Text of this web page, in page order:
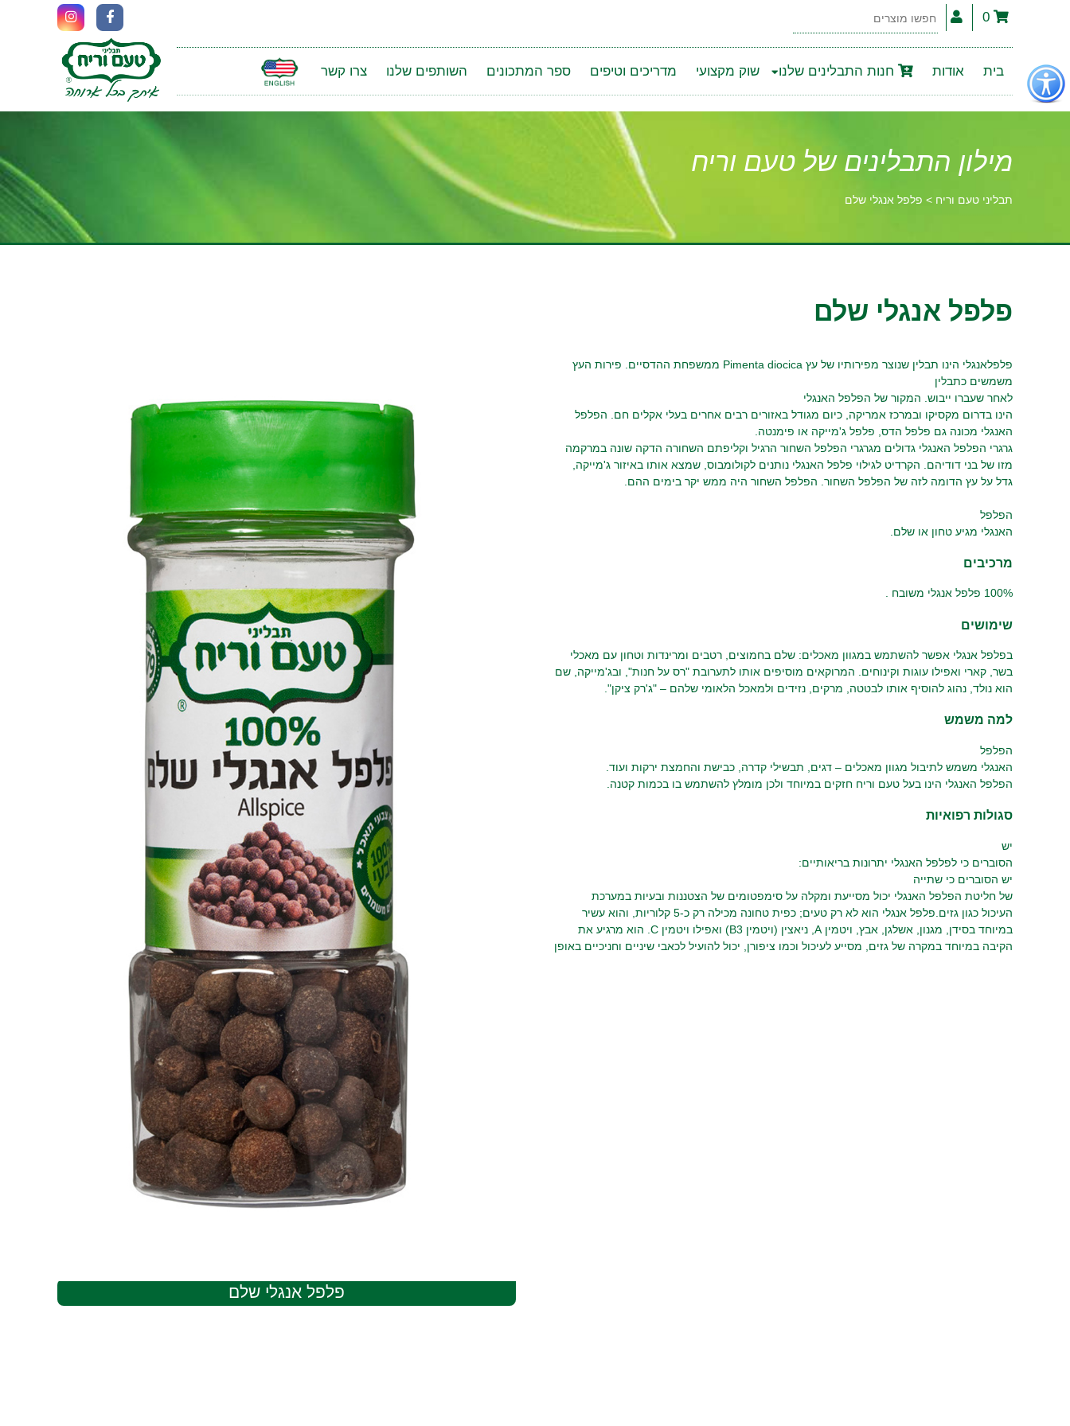
כפתור
לפתיחת
תפריט
נגישות
0 חפשו
בית אודות חנות התבלינים שלנו שוק מקצועי מדריכים וטיפים ספר המתכונים השותפים שלנו צרו קשר
מילון התבלינים של טעם וריח
תבליני טעם וריח > פלפל אנגלי שלם
פלפל אנגלי שלם
פלפלאנגלי הינו תבלין שנוצר מפירותיו של עץ Pimenta diocica ממשפחת ההדסיים. פירות העץ
משמשים כתבלין
לאחר שעברו ייבוש. המקור של הפלפל האנגלי
הינו בדרום מקסיקו ובמרכז אמריקה, כיום מגודל באזורים רבים אחרים בעלי אקלים חם. הפלפל
האנגלי מכונה גם פלפל הדס, פלפל ג'מייקה או פימנטה.
גרגרי הפלפל האנגלי גדולים מגרגרי הפלפל השחור הרגיל וקליפתם השחורה הדקה שונה במרקמה
מזו של בני דודיהם. הקרדיט לגילוי פלפל האנגלי נותנים לקולומבוס, שמצא אותו באיזור ג'מייקה,
גדל על עץ הדומה לזה של הפלפל השחור. הפלפל השחור היה ממש יקר בימים ההם.
הפלפל
האנגלי מגיע טחון או שלם.
מרכיבים
100% פלפל אנגלי משובח .
שימושים
בפלפל אנגלי אפשר להשתמש במגוון מאכלים: שלם בחמוצים, רטבים ומרינדות וטחון עם מאכלי
בשר, קארי ואפילו עוגות וקינוחים. המרוקאים מוסיפים אותו לתערובת "רס על חנות", ובג'מייקה, שם
הוא נולד, נהוג להוסיף אותו לבטטה, מרקים, נזידים ולמאכל הלאומי שלהם – "ג'רק ציקן".
למה משמש
הפלפל
האנגלי משמש לתיבול מגוון מאכלים – דגים, תבשילי קדרה, כבישת והחמצת ירקות ועוד.
הפלפל האנגלי הינו בעל טעם וריח חזקים במיוחד ולכן מומלץ להשתמש בו בכמות קטנה.
סגולות רפואיות
יש
הסוברים כי לפלפל האנגלי יתרונות בריאותיים:
יש הסוברים כי שתייה
של חליטת הפלפל האנגלי יכול מסייעת ומקלה על סימפטומים של הצטננות ובעיות במערכת
העיכול כגון גזים.פלפל אנגלי הוא לא רק טעים; כפית טחונה מכילה רק כ-5 קלוריות, והוא עשיר
במיוחד בסידן, מגנון, אשלגן, אבץ, ויטמין A, ניאצין (ויטמין B3) ואפילו ויטמין C. הוא מרגיע את
הקיבה במיוחד במקרה של גזים, מסייע לעיכול וכמו ציפורן, יכול להועיל לכאבי שיניים וחניכיים באופן
פלפל אנגלי שלם